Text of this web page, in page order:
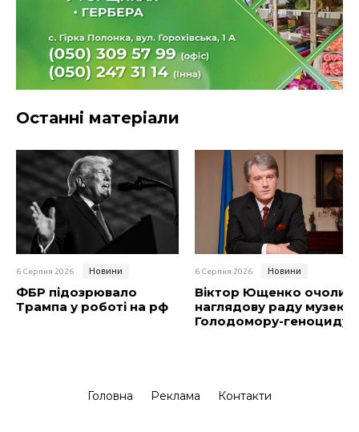
Останні матеріали
6 Серпня 2026 Новини
ФБР підозрювало
Трампа у роботі на рф
6 Серпня 2026 Новини
Віктор Ющенко очолив
наглядову раду музею
Голодомору-геноциду
Головна Реклама Контакти